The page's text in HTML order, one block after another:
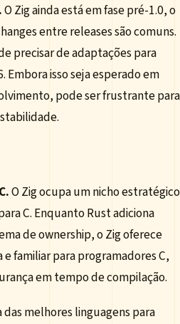
O Zig ainda está em fase pré-1.0, o
entre releases são comuns.
precisar de adaptações para
Embora isso seja esperado em
pode ser frustrante para
O Zig ocupa um nicho estratégico
C. Enquanto Rust adiciona
de ownership, o Zig oferece
familiar para programadores C,
em tempo de compilação.
das melhores linguagens para